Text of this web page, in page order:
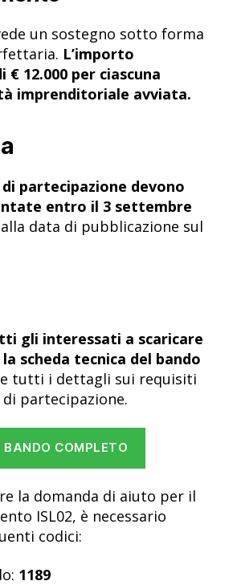
un sostegno sotto forma
L’importo
€ 12.000 per ciascuna
imprenditoriale avviata.
partecipazione devono
entro il 3 settembre
data di pubblicazione sul
gli interessati a scaricare
scheda tecnica del bando
tutti i dettagli sui requisiti
partecipazione.
COMPLETO
la domanda di aiuto per il
ISL02, è necessario
codici:
1189